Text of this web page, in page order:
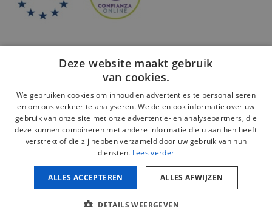
Veilige betaling:
Juridische kennisgeving
Deze website maakt gebruik
van cookies.
We gebruiken cookies om inhoud en advertenties te personaliseren
en om ons verkeer te analyseren. We delen ook informatie over uw
gebruik van onze site met onze advertentie- en analysepartners, die
deze kunnen combineren met andere informatie die u aan hen heeft
verstrekt of die zij hebben verzameld door uw gebruik van hun
diensten. Lees verder
ALLES ACCEPTEREN ALLES AFWIJZEN
DETAILS WEERGEVEN